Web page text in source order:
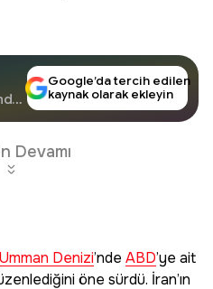
Google’da tercih edilen
kaynak olarak ekleyin
Devamı
Umman Denizi’nde ABD’ye ait
öne sürdü. İran’ın